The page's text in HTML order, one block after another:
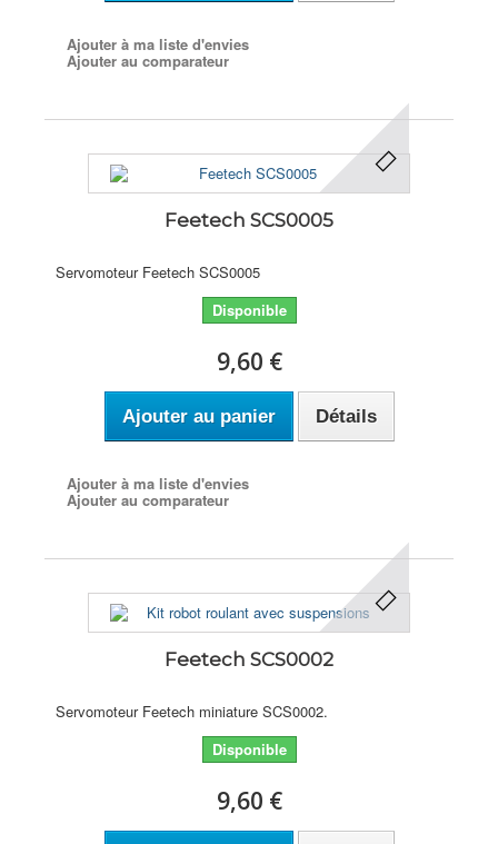
Ajouter à ma liste d'envies
Ajouter au comparateur
Feetech SCS0005
Servomoteur Feetech SCS0005
Disponible
9,60 €
Ajouter au panier Détails
Ajouter à ma liste d'envies
Ajouter au comparateur
Feetech SCS0002
Servomoteur Feetech miniature SCS0002.
Disponible
9,60 €